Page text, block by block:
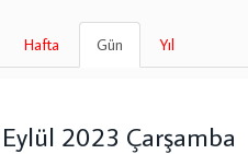
Hafta Gün
sekme)
Yıl
2023 Çarşamba